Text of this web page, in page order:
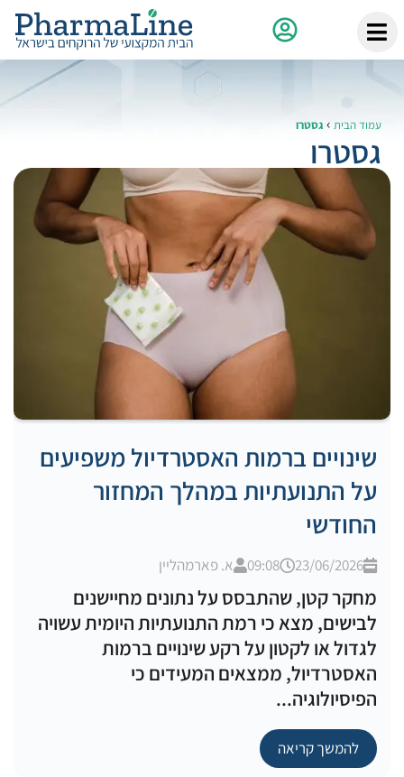
עמוד הבית › גסטרו
גסטרו
שינויים ברמות האסטרדיול משפיעים
על התנועתיות במהלך המחזור
החודשי
23/06/2026
09:08 א. פארמהליין
מחקר קטן, שהתבסס על נתונים מחיישנים
לבישים, מצא כי רמת התנועתיות היומית עשויה
לגדול או לקטון על רקע שינויים ברמות
האסטרדיול, ממצאים המעידים כי
הפיסיולוגיה...
להמשך קריאה